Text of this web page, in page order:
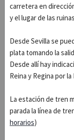
carretera en
y el lugar de las
Desde Sevilla se
plata tomando la
Desde allí hay
Reina y Regina por la
La estación de tren
parada la línea de
horarios)